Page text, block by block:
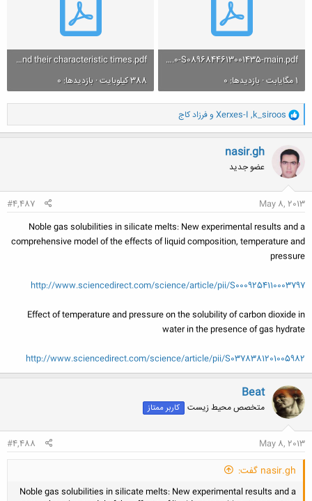
z1-s2.0-S0896844613001435-main.pdf
1 مگایابت · بازدیدها: 0
Steps of supercritical fluid extraction of natural products and their characteristic times.pdf
388 کیلوبایت · بازدیدها: 0
و
ا
ک
ن
ش
ه
ا
k_siroos
,
Xerxes-I وفرزاد کاج
nasir.gh
عضو جدید
May 8, 2013
#4,487
Noble gas solubilities in silicate melts: New experimental results and a
comprehensive model of the effects of liquid composition, temperature and
pressure
http://www.sciencedirect.com/science/article/pii/S0009254110003797
Effect of temperature and pressure on the solubility of carbon dioxide in
water in the presence of gas hydrate
http://www.sciencedirect.com/science/article/pii/S0378381201005982
Beat
متخصص محیط زیست کاربر ممتاز
May 8, 2013
#4,488
nasir.gh گفت:
Noble gas solubilities in silicate melts: New experimental results and a